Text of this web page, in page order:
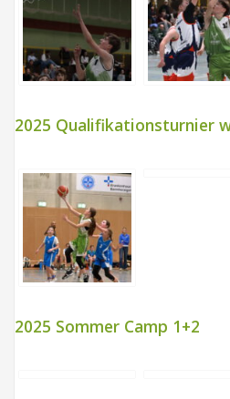
2025 Qualifikationsturnier
2025 Sommer Camp 1+2